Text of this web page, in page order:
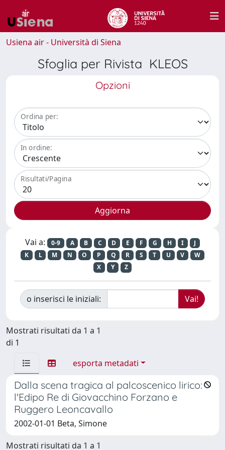
Usiena air - Università di Siena
Sfoglia per Rivista KLEOS
Opzioni
Ordina per:
In ordine:
Risultati/Pagina
Vai a: 0-9 A B C D E F G H I
J
K
L M N O P Q R S T U V
W
X
Y Z
o inserisci le iniziali:
Mostrati risultati da 1 a 1
di 1
esporta metadati
Dalla scena tragica al palcoscenico lirico:
l'Edipo Re di Giovacchino Forzano e
Ruggero Leoncavallo
2002-01-01 Beta, Simone
Mostrati risultati da 1 a 1